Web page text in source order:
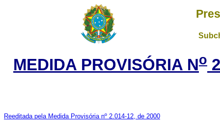
MEDIDA PROVISÓRIA No
Reeditada pela Medida Provisória nº 2.014-12, de 2000